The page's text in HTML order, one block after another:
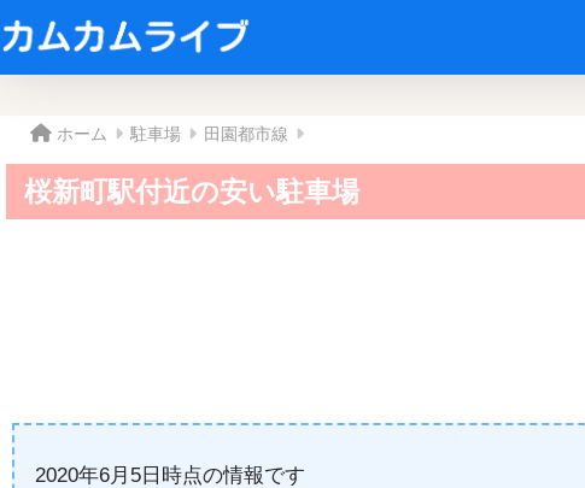
ホーム 駐車場 田園都市線
桜新町駅付近の安い駐車場
2020年6月5日時点の情報です